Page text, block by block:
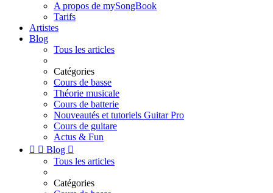
A propos de mySongBook
Tarifs
Artistes
Blog
Tous les articles
Catégories
Cours de basse
Théorie musicale
Cours de batterie
Nouveautés et tutoriels Guitar Pro
Cours de guitare
Actus & Fun
  Blog 
Tous les articles
Catégories